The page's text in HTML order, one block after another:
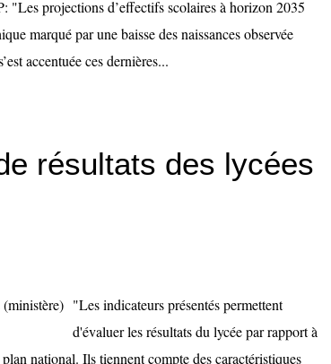
"Les projections d’effectifs scolaires à horizon 2035
marqué par une baisse des naissances observée
accentuée ces dernières...
résultats des lycées
"Les indicateurs présentés permettent
d'évaluer les résultats du lycée par rapport à
national. Ils tiennent compte des caractéristiques